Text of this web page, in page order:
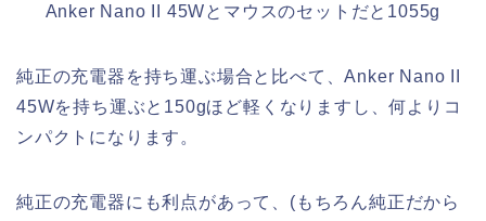
Anker Nano II 45Wとマウスのセットだと1055g
純正の充電器を持ち運ぶ場合と比べて、Anker Nano II
45Wを持ち運ぶと150gほど軽くなりますし、何よりコ
ンパクトになります。
純正の充電器にも利点があって、(もちろん純正だから